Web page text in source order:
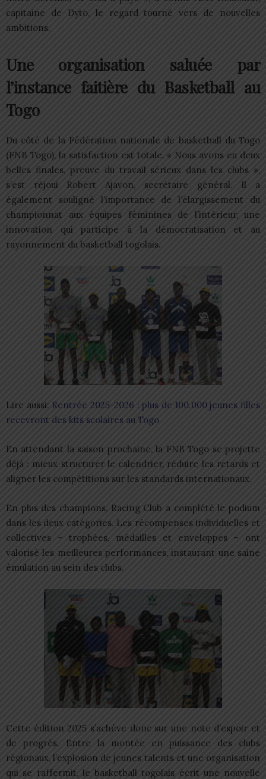
capitaine de Dyto, le regard tourné vers de nouvelles
ambitions.
Une organisation saluée par
l’instance faitière du Basketball au
Togo
Du côté de la Fédération nationale de basketball du Togo
(FNB Togo), la satisfaction est totale. « Nous avons eu deux
belles finales, preuve du travail sérieux dans les clubs »,
s’est réjoui Robert Ajavon, secrétaire général. Il a
également souligné l’importance de l’élargissement du
championnat aux équipes féminines de l’intérieur, une
innovation qui participe à la démocratisation et au
rayonnement du basketball togolais.
Lire aussi: Rentrée 2025-2026 : plus de 100.000 jeunes filles
recevront des kits scolaires au Togo
En attendant la saison prochaine, la FNB Togo se projette
déjà : mieux structurer le calendrier, réduire les retards et
aligner les compétitions sur les standards internationaux.
En plus des champions, Racing Club a complété le podium
dans les deux catégories. Les récompenses individuelles et
collectives – trophées, médailles et enveloppes – ont
valorisé les meilleures performances, instaurant une saine
émulation au sein des clubs.
Cette édition 2025 s’achève donc sur une note d’espoir et
de progrès. Entre la montée en puissance des clubs
régionaux, l’explosion de jeunes talents et une organisation
qui se raffermit, le basketball togolais écrit une nouvelle